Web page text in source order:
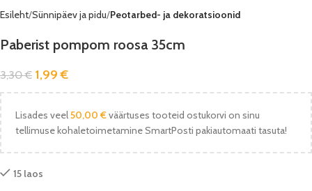
Esileht Sünnipäev ja pidu Peotarbed- ja dekoratsioonid
Paberist pompom roosa 35cm
3,30€ 1,99€
Lisades veel50,00 €väärtuses tooteid ostukorvi on sinu
tellimuse kohaletoimetamine SmartPosti pakiautomaati tasuta!
15 laos